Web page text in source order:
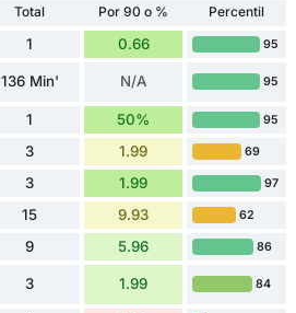
Total Por 90 o %
Percentil
1 0.66 95
136 Min' N/A 95
1 50% 95
3 1.99 69
3 1.99 97
15 9.93 62
9 5.96 86
3 1.99 84